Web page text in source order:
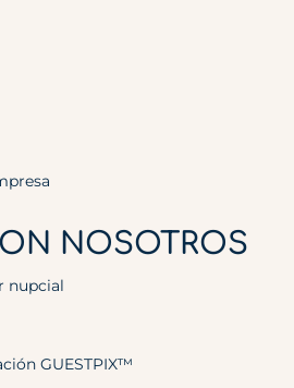
NOSOTROS
nupcial
GUESTPIX™